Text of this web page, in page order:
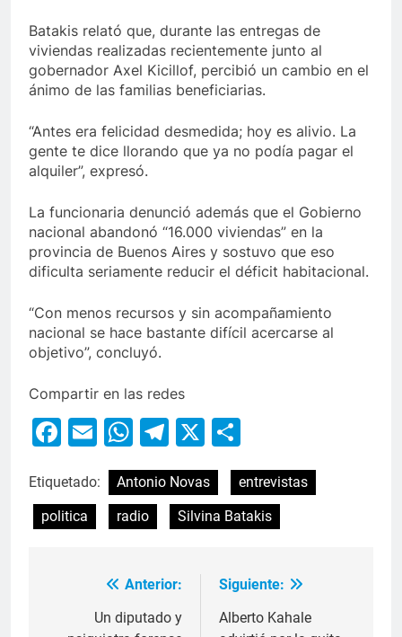
Batakis relató que, durante las entregas de
viviendas realizadas recientemente junto al
gobernador Axel Kicillof, percibió un cambio en el
ánimo de las familias beneficiarias.
“Antes era felicidad desmedida; hoy es alivio. La
gente te dice llorando que ya no podía pagar el
alquiler”, expresó.
La funcionaria denunció además que el Gobierno
nacional abandonó “16.000 viviendas” en la
provincia de Buenos Aires y sostuvo que eso
dificulta seriamente reducir el déficit habitacional.
“Con menos recursos y sin acompañamiento
nacional se hace bastante difícil acercarse al
objetivo”, concluyó.
Compartir en las redes
Facebook
EmailWhatsApp
Telegram
X
Etiquetado: Antonio Novas
entrevistas
politica
radio Silvina Batakis
Anterior:
Un diputado y
Siguiente:
Alberto Kahale